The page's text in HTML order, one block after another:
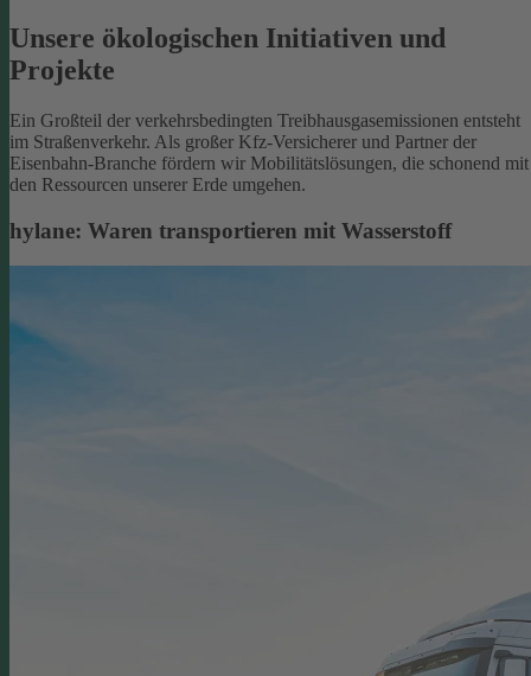
Unsere ökologischen Initiativen und
Projekte
Ein Großteil der verkehrsbedingten Treibhausgasemissionen entsteht
im Straßenverkehr. Als großer Kfz-Versicherer und Partner der
Eisenbahn-Branche fördern wir Mobilitätslösungen, die schonend mit
den Ressourcen unserer Erde umgehen.
hylane: Waren transportieren mit Wasserstoff